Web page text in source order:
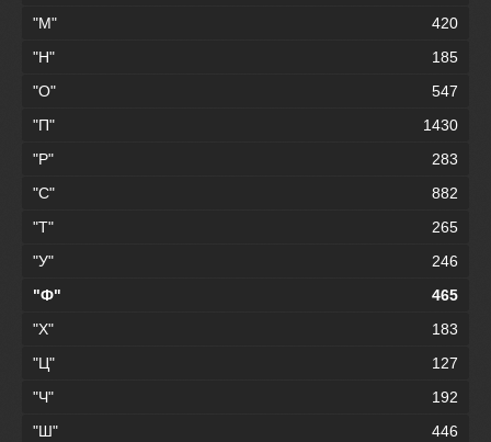
"М"
420
"Н"
185
"О"
547
"П"
1430
"Р"
283
"С"
882
"Т"
265
"У"
246
"Ф"
465
"Х"
183
"Ц"
127
"Ч"
192
"Ш"
446